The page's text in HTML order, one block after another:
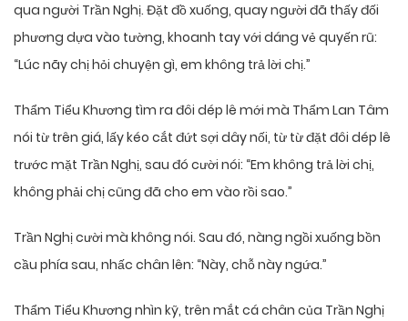
qua người Trần Nghị. Đặt đồ xuống, quay người đã thấy đối
phương dựa vào tường, khoanh tay với dáng vẻ quyến rũ:
“Lúc nãy chị hỏi chuyện gì, em không trả lời chị.”
Thẩm Tiểu Khương tìm ra đôi dép lê mới mà Thẩm Lan Tâm
nói từ trên giá, lấy kéo cắt đứt sợi dây nối, từ từ đặt đôi dép lê
trước mặt Trần Nghị, sau đó cười nói: “Em không trả lời chị,
không phải chị cũng đã cho em vào rồi sao.”
Trần Nghị cười mà không nói. Sau đó, nàng ngồi xuống bồn
cầu phía sau, nhấc chân lên: “Này, chỗ này ngứa.”
Thẩm Tiểu Khương nhìn kỹ, trên mắt cá chân của Trần Nghị